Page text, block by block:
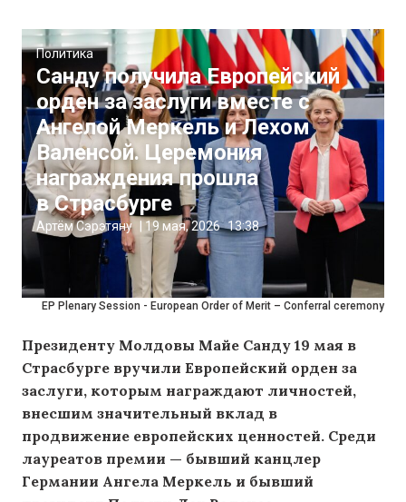
EP Plenary Session - European Order of Merit – Conferral ceremony
Политика
Санду получила Европейский
орден за заслуги вместе с
Ангелой Меркель и Лехом
Валенсой. Церемония
награждения прошла
в Страсбурге
Артём Сэрэтяну 19 мая, 2026 13:38
Президенту Молдовы Майе Санду 19 мая в
Страсбурге вручили Европейский орден за
заслуги, которым награждают личностей,
внесшим значительный вклад в
продвижение европейских ценностей. Среди
лауреатов премии — бывший канцлер
Германии Ангела Меркель и бывший